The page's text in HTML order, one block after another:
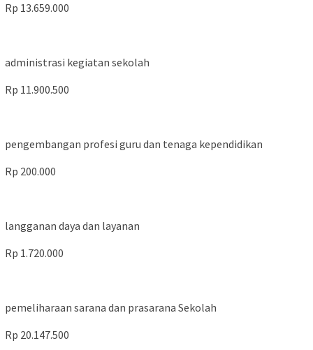
Rp 13.659.000
administrasi kegiatan sekolah
Rp 11.900.500
pengembangan profesi guru dan tenaga kependidikan
Rp 200.000
langganan daya dan layanan
Rp 1.720.000
pemeliharaan sarana dan prasarana Sekolah
Rp 20.147.500